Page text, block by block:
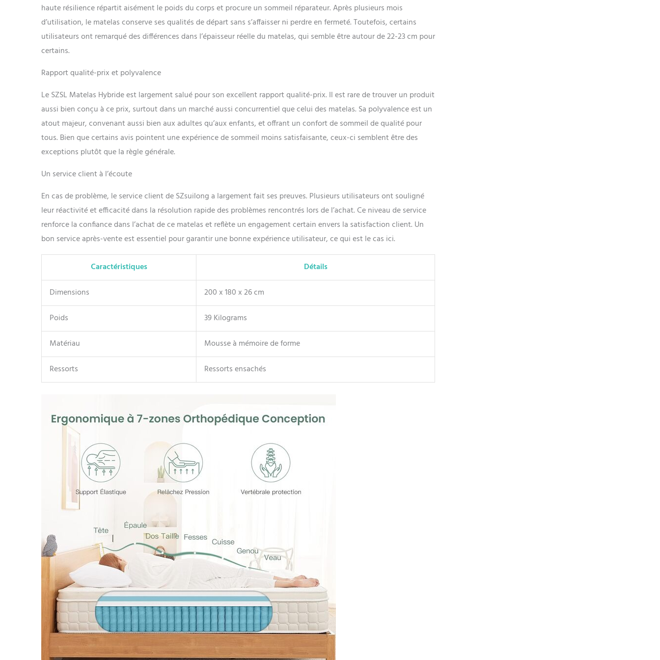
vous avez des questions ou des préoccupations, notre équipe d'assistance à la
clientèle est toujours disponible pour vous aider.
haute résilience répartit aisément le poids du corps et procure un sommeil réparateur. Après plusieurs mois
d’utilisation, le matelas conserve ses qualités de départ sans s’affaisser ni perdre en fermeté. Toutefois, certains
utilisateurs ont remarqué des différences dans l’épaisseur réelle du matelas, qui semble être autour de 22-23 cm pour
certains.
Rapport qualité-prix et polyvalence
Le SZSL Matelas Hybride est largement salué pour son excellent rapport qualité-prix. Il est rare de trouver un produit
aussi bien conçu à ce prix, surtout dans un marché aussi concurrentiel que celui des matelas. Sa polyvalence est un
atout majeur, convenant aussi bien aux adultes qu’aux enfants, et offrant un confort de sommeil de qualité pour
tous. Bien que certains avis pointent une expérience de sommeil moins satisfaisante, ceux-ci semblent être des
exceptions plutôt que la règle générale.
Un service client à l’écoute
En cas de problème, le service client de SZsuilong a largement fait ses preuves. Plusieurs utilisateurs ont souligné
leur réactivité et efficacité dans la résolution rapide des problèmes rencontrés lors de l’achat. Ce niveau de service
renforce la confiance dans l’achat de ce matelas et reflète un engagement certain envers la satisfaction client. Un
bon service après-vente est essentiel pour garantir une bonne expérience utilisateur, ce qui est le cas ici.
Caractéristiques
Détails
Dimensions
200 x 180 x 26 cm
Poids
39 Kilograms
Matériau
Mousse à mémoire de forme
Ressorts
Ressorts ensachés